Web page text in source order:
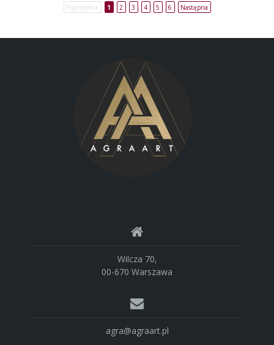
Poprzednia 1 2 3 4 5 6 Następna
Wilcza 70,
00-670 Warszawa
agra@agraart.pl